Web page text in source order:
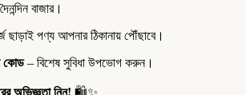
বাজার।
পণ্য আপনার ঠিকানায় পৌঁছাবে।
কোড– বিশেষ সুবিধা উপভোগ করুন।
অভিজ্ঞতা নিন! 🛍️✨